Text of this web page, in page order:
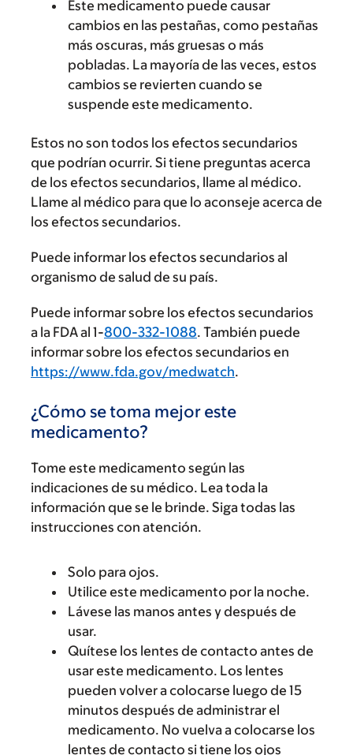
Este medicamento puede causar
cambios en las pestañas, como pestañas
más oscuras, más gruesas o más
pobladas. La mayoría de las veces, estos
cambios se revierten cuando se
suspende este medicamento.
Estos no son todos los efectos secundarios
que podrían ocurrir. Si tiene preguntas acerca
de los efectos secundarios, llame al médico.
Llame al médico para que lo aconseje acerca de
los efectos secundarios.
Puede informar los efectos secundarios al
organismo de salud de su país.
Puede informar sobre los efectos secundarios
a la FDA al 1-800-332-1088. También puede
informar sobre los efectos secundarios en
https://www.fda.gov/medwatch.
¿Cómo se toma mejor este
medicamento?
Tome este medicamento según las
indicaciones de su médico. Lea toda la
información que se le brinde. Siga todas las
instrucciones con atención.
Solo para ojos.
Utilice este medicamento por la noche.
Lávese las manos antes y después de
usar.
Quítese los lentes de contacto antes de
usar este medicamento. Los lentes
pueden volver a colocarse luego de 15
minutos después de administrar el
medicamento. No vuelva a colocarse los
lentes de contacto si tiene los ojos